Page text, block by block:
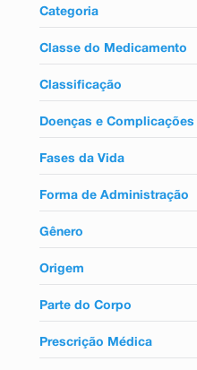
Medicamentos
Categoria
Analgésico e Antitérmico
Classe do Medicamento
Analgésicos
Classificação
Tarja vermelha
Doenças e Complicações
Para dor de cabeça
Fases da Vida
Para adultos
Forma de Administração
Uso oral
Gênero
Unissex
Origem
Nacional
Parte do Corpo
Para o sistema nervoso
Prescrição Médica